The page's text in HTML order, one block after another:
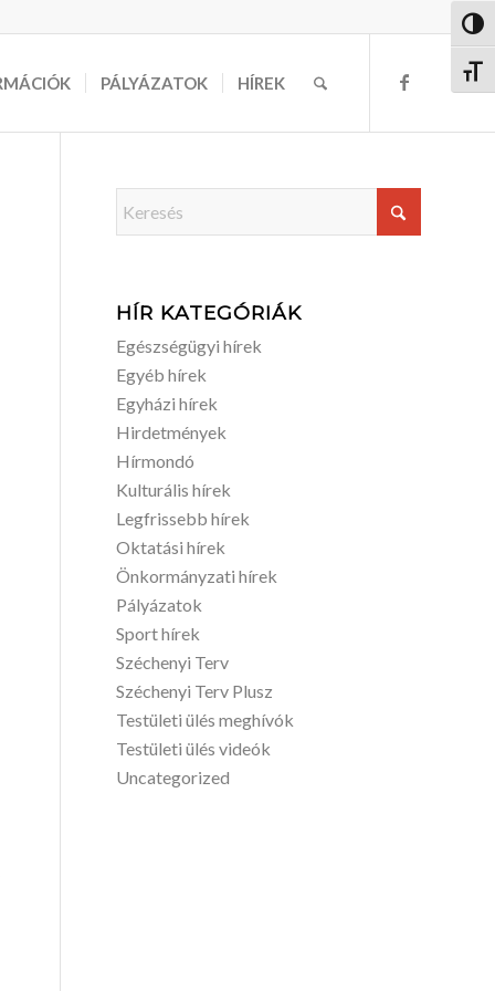
PÁLYÁZATOK HÍREK
HÍR KATEGÓRIÁK
Egészségügyi hírek
Egyéb hírek
Egyházi hírek
Hirdetmények
Hírmondó
Kulturális hírek
Legfrissebb hírek
Oktatási hírek
Önkormányzati hírek
Pályázatok
Sport hírek
Széchenyi Terv
Széchenyi Terv Plusz
Testületi ülés meghívók
Testületi ülés videók
Uncategorized